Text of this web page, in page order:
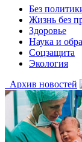
Без
Жизнь без
Здоровье
Наука и
Соцзащита
Экология
Архив новостей